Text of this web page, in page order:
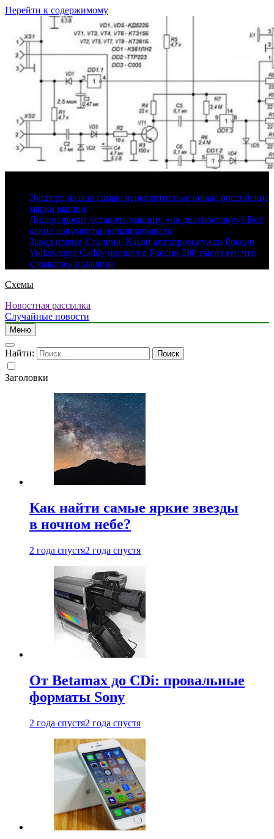
Перейти к содержимому
Эксперт назвал самые перспективные новые российские
марки машин
Дилер просит оставить машину «на диагностику»? Вот
какие документы нельзя забывать
Завод имени Сталина. Какой автопром нужен России
Volkswagen Caddy прошел в России 280 тысяч км: что
сломалось в машине
Схемы
Новостная рассылка
Случайные новости
Меню
Найти:
Заголовки
Как найти самые яркие звезды
в ночном небе?
2 года спустя2 года спустя
От Betamax до CDi: провальные
форматы Sony
2 года спустя2 года спустя